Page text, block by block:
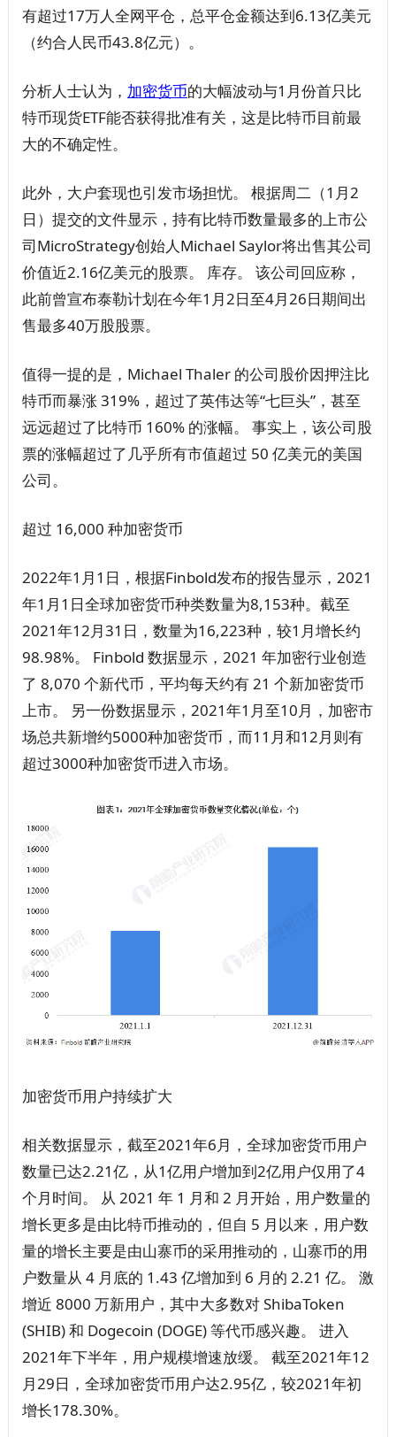
有超过17万人全网平仓，总平仓金额达到6.13亿美元
（约合人民币43.8亿元）。
分析人士认为， 加密货币的大幅波动与1月份首只比
特币现货ETF能否获得批准有关，这是比特币目前最
大的不确定性。
此外，大户套现也引发市场担忧。 根据周二（1月2
日）提交的文件显示，持有比特币数量最多的上市公
司MicroStrategy创始人Michael Saylor将出售其公司
价值近2.16亿美元的股票。 库存。 该公司回应称，
此前曾宣布泰勒计划在今年1月2日至4月26日期间出
售最多40万股股票。
值得一提的是，Michael Thaler 的公司股价因押注比
特币而暴涨 319%，超过了英伟达等“七巨头”，甚至
远远超过了比特币 160% 的涨幅。 事实上，该公司股
票的涨幅超过了几乎所有市值超过 50 亿美元的美国
公司。
超过 16,000 种加密货币
2022年1月1日，根据Finbold发布的报告显示，2021
年1月1日全球加密货币种类数量为8,153种。截至
2021年12月31日，数量为16,223种，较1月增长约
98.98%。 Finbold 数据显示，2021 年加密行业创造
了 8,070 个新代币，平均每天约有 21 个新加密货币
上市。 另一份数据显示，2021年1月至10月，加密市
场总共新增约5000种加密货币，而11月和12月则有
超过3000种加密货币进入市场。
加密货币用户持续扩大
相关数据显示，截至2021年6月，全球加密货币用户
数量已达2.21亿，从1亿用户增加到2亿用户仅用了4
个月时间。 从 2021 年 1 月和 2 月开始，用户数量的
增长更多是由比特币推动的，但自 5 月以来，用户数
量的增长主要是由山寨币的采用推动的，山寨币的用
户数量从 4 月底的 1.43 亿增加到 6 月的 2.21 亿。 激
增近 8000 万新用户，其中大多数对 ShibaToken
(SHIB) 和 Dogecoin (DOGE) 等代币感兴趣。 进入
2021年下半年，用户规模增速放缓。 截至2021年12
月29日，全球加密货币用户达2.95亿，较2021年初
增长178.30%。